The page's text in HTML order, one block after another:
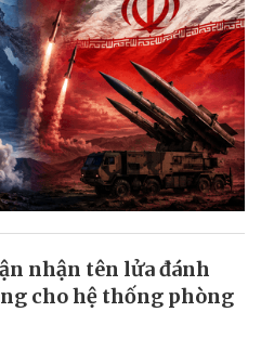
nhận tên lửa đánh
cho hệ thống phòng